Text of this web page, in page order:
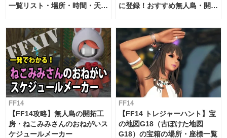
一覧リスト・場所・時間・天
に登録！おすすめ無人島・開拓
FF14
【FF14攻略】無人島の開拓工
房・ねこみみさんのおねがいス
ケジュールメーカー
FF14
【FF14 トレジャーハント】宝
の地図G18（古ぼけた地図
G18）の宝箱の場所・座標一覧